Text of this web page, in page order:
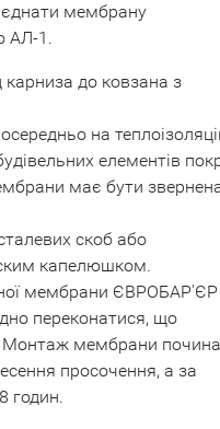
мембрану
АЛ-1.
до ковзана з
на
елементів
має бути
скоб або
капелюшком.
мембрани
переконатися, що
Монтаж мембрани
просочення, а за
годин.